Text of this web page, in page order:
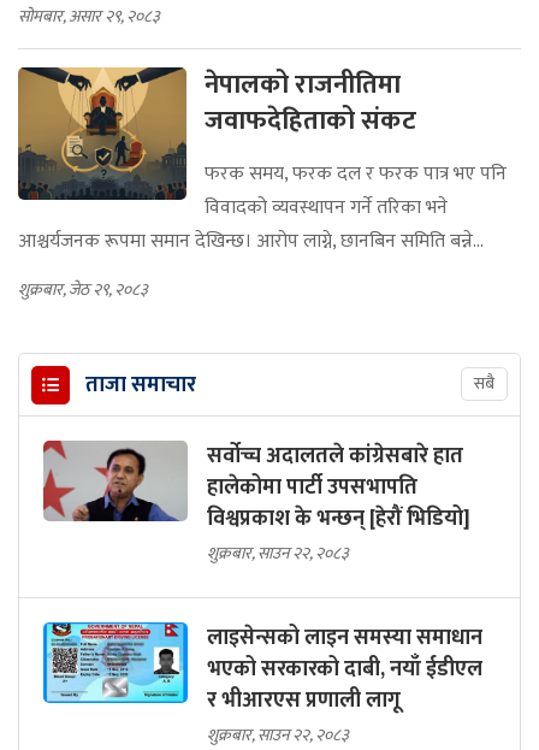
सोमबार, असार २९, २०८३
नेपालको राजनीतिमा
जवाफदेहिताको संकट
फरक समय, फरक दल र फरक पात्र भए पनि
विवादको व्यवस्थापन गर्ने तरिका भने
आश्चर्यजनक रूपमा समान देखिन्छ। आरोप लाग्ने, छानबिन समिति बन्ने...
शुक्रबार, जेठ २९, २०८३
ताजा समाचार सबै
सर्वोच्च अदालतले कांग्रेसबारे हात
हालेकोमा पार्टी उपसभापति
विश्वप्रकाश के भन्छन् [हेरौं भिडियो]
शुक्रबार, साउन २२, २०८३
लाइसेन्सको लाइन समस्या समाधान
भएको सरकारको दाबी, नयाँ ईडीएल
र भीआरएस प्रणाली लागू
शुक्रबार, साउन २२, २०८३